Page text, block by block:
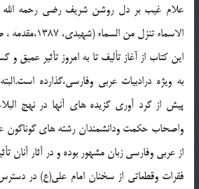
علام غيب بر دل روشن شريف رضي رحمه الله
الاسماء تنزل من السماء (شهيدي، 1387،مقدمه ، ص ز).
اين کتاب از آغاز تأليف تا به امروز تأثير عميق
پيش از گرد آوري گزيده هاي آنها در نهج
واصحاب حکمت ودانشمندان رشته هاي گوناگون
از عربي وفارسي زبان مشهور بوده و در آثار آنان
فقرات وقطعاتي از سخنان امام علي(ع) در